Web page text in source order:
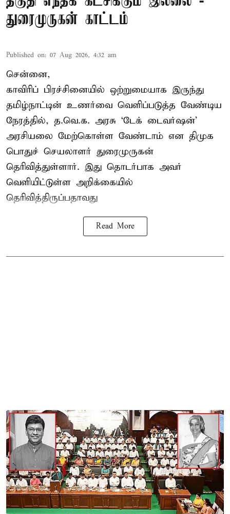
துரைமுருகன் காட்டம்
Published on: 07 Aug 2026, 4:32 am
சென்னை,
காவிரிப் பிரச்சினையில் ஒற்றுமையாக இருந்து
தமிழ்நாட்டின் உணர்வை வெளிப்படுத்த வேண்டிய
நேரத்தில், த.வெ.க. அரசு ‘டேக் டைவர்ஷன்’
அரசியலை மேற்கொள்ள வேண்டாம் என திமுக
பொதுச் செயலாளர் துரைமுருகன்
தெரிவித்துள்ளார். இது தொடர்பாக அவர்
வெளியிட்டுள்ள அறிக்கையில்
தெரிவித்திருப்பதாவது
Read More